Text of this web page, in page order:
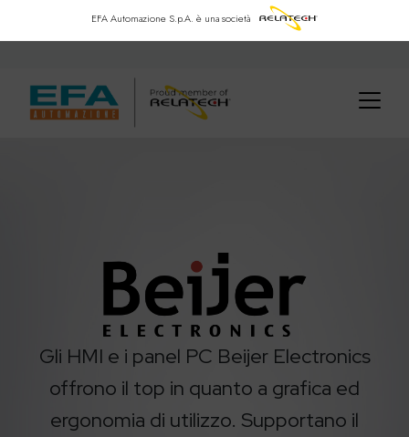
EFA Automazione S.p.A. è una società
Gli HMI e i panel PC Beijer Electronics
offrono il top in quanto a grafica ed
ergonomia di utilizzo. Supportano il